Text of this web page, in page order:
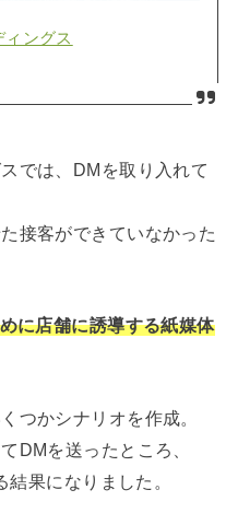
ィングス
では、DMを取り入れて
接客ができていなかった
に店舗に誘導する紙媒体
つかシナリオを作成。
DMを送ったところ、
果になりました。